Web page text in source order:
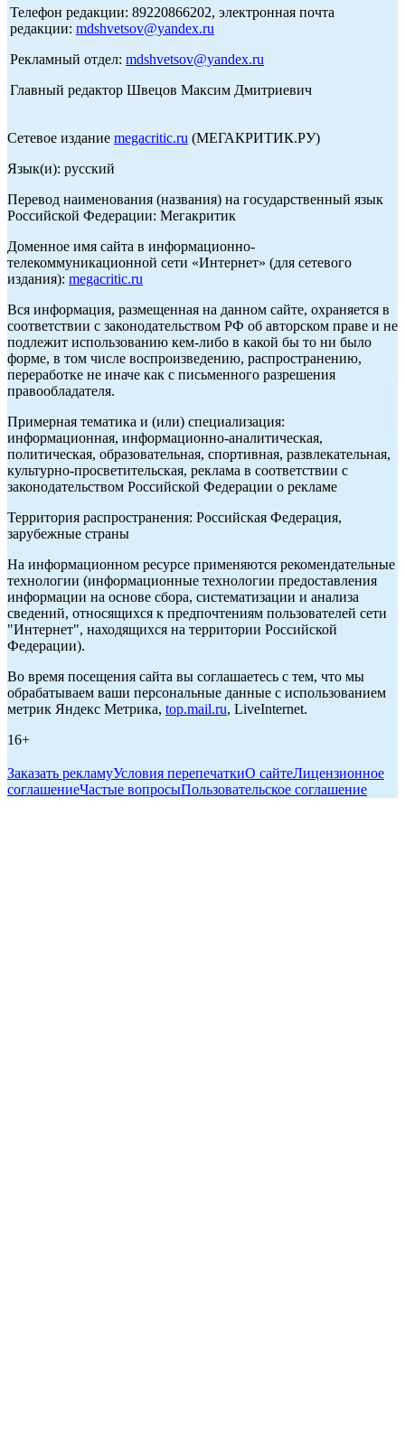
Телефон редакции: 89220866202, электронная почта
редакции: mdshvetsov@yandex.ru
Рекламный отдел: mdshvetsov@yandex.ru
Главный редактор Швецов Максим Дмитриевич
Сетевое издание megacritic.ru (МЕГАКРИТИК.РУ)
Язык(и): русский
Перевод наименования (названия) на государственный язык
Российской Федерации: Мегакритик
Доменное имя сайта в информационно-
телекоммуникационной сети «Интернет» (для сетевого
издания): megacritic.ru
Вся информация, размещенная на данном сайте, охраняется в
соответствии с законодательством РФ об авторском праве и не
подлежит использованию кем-либо в какой бы то ни было
форме, в том числе воспроизведению, распространению,
переработке не иначе как с письменного разрешения
правообладателя.
Примерная тематика и (или) специализация:
информационная, информационно-аналитическая,
политическая, образовательная, спортивная, развлекательная,
культурно-просветительская, реклама в соответствии с
законодательством Российской Федерации о рекламе
Территория распространения: Российская Федерация,
зарубежные страны
На информационном ресурсе применяются рекомендательные
технологии (информационные технологии предоставления
информации на основе сбора, систематизации и анализа
сведений, относящихся к предпочтениям пользователей сети
"Интернет", находящихся на территории Российской
Федерации).
Во время посещения сайта вы соглашаетесь с тем, что мы
обрабатываем ваши персональные данные с использованием
метрик Яндекс Метрика, top.mail.ru, LiveInternet.
16+
Заказать рекламуУсловия перепечаткиО сайтеЛицензионное
соглашениеЧастые вопросыПользовательское соглашение